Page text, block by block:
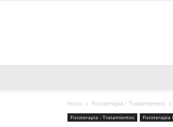
Inicio Fisioterapia - Tratamientos
Fisioterapia - Tratamientos Fisioterapia